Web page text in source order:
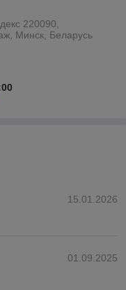
220090,
Минск, Беларусь
15.01.2026
01.09.2025